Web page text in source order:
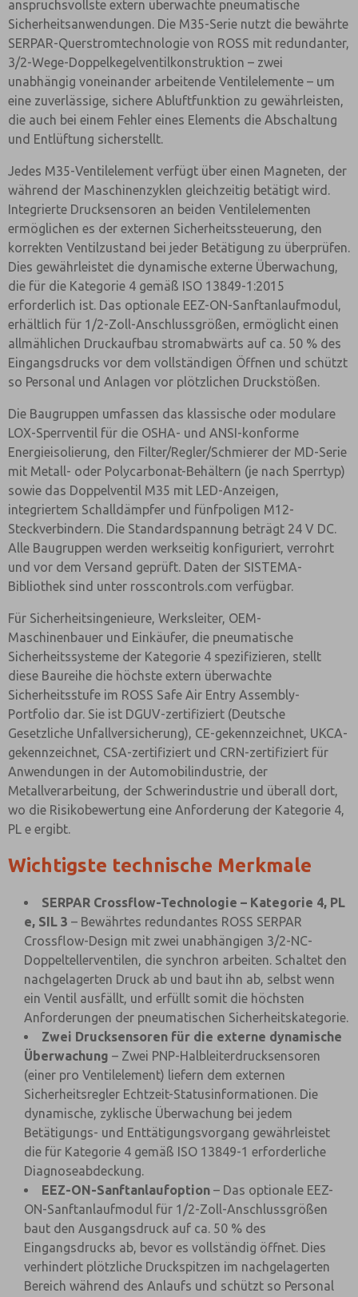
anspruchsvollste extern überwachte pneumatische
Sicherheitsanwendungen. Die M35-Serie nutzt die bewährte
SERPAR-Querstromtechnologie von ROSS mit redundanter,
3/2-Wege-Doppelkegelventilkonstruktion – zwei
unabhängig voneinander arbeitende Ventilelemente – um
eine zuverlässige, sichere Abluftfunktion zu gewährleisten,
die auch bei einem Fehler eines Elements die Abschaltung
und Entlüftung sicherstellt.
Jedes M35-Ventilelement verfügt über einen Magneten, der
während der Maschinenzyklen gleichzeitig betätigt wird.
Integrierte Drucksensoren an beiden Ventilelementen
ermöglichen es der externen Sicherheitssteuerung, den
korrekten Ventilzustand bei jeder Betätigung zu überprüfen.
Dies gewährleistet die dynamische externe Überwachung,
die für die Kategorie 4 gemäß ISO 13849-1:2015
erforderlich ist. Das optionale EEZ-ON-Sanftanlaufmodul,
erhältlich für 1/2-Zoll-Anschlussgrößen, ermöglicht einen
allmählichen Druckaufbau stromabwärts auf ca. 50 % des
Eingangsdrucks vor dem vollständigen Öffnen und schützt
so Personal und Anlagen vor plötzlichen Druckstößen.
Die Baugruppen umfassen das klassische oder modulare
LOX-Sperrventil für die OSHA- und ANSI-konforme
Energieisolierung, den Filter/Regler/Schmierer der MD-Serie
mit Metall- oder Polycarbonat-Behältern (je nach Sperrtyp)
sowie das Doppelventil M35 mit LED-Anzeigen,
integriertem Schalldämpfer und fünfpoligen M12-
Steckverbindern. Die Standardspannung beträgt 24 V DC.
Alle Baugruppen werden werkseitig konfiguriert, verrohrt
und vor dem Versand geprüft. Daten der SISTEMA-
Bibliothek sind unter rosscontrols.com verfügbar.
Für Sicherheitsingenieure, Werksleiter, OEM-
Maschinenbauer und Einkäufer, die pneumatische
Sicherheitssysteme der Kategorie 4 spezifizieren, stellt
diese Baureihe die höchste extern überwachte
Sicherheitsstufe im ROSS Safe Air Entry Assembly-
Portfolio dar. Sie ist DGUV-zertifiziert (Deutsche
Gesetzliche Unfallversicherung), CE-gekennzeichnet, UKCA-
gekennzeichnet, CSA-zertifiziert und CRN-zertifiziert für
Anwendungen in der Automobilindustrie, der
Metallverarbeitung, der Schwerindustrie und überall dort,
wo die Risikobewertung eine Anforderung der Kategorie 4,
PL e ergibt.
Wichtigste technische Merkmale
SERPAR Crossflow-Technologie – Kategorie 4, PL
e, SIL 3 – Bewährtes redundantes ROSS SERPAR
Crossflow-Design mit zwei unabhängigen 3/2-NC-
Doppeltellerventilen, die synchron arbeiten. Schaltet den
nachgelagerten Druck ab und baut ihn ab, selbst wenn
ein Ventil ausfällt, und erfüllt somit die höchsten
Anforderungen der pneumatischen Sicherheitskategorie.
Zwei Drucksensoren für die externe dynamische
Überwachung – Zwei PNP-Halbleiterdrucksensoren
(einer pro Ventilelement) liefern dem externen
Sicherheitsregler Echtzeit-Statusinformationen. Die
dynamische, zyklische Überwachung bei jedem
Betätigungs- und Enttätigungsvorgang gewährleistet
die für Kategorie 4 gemäß ISO 13849-1 erforderliche
Diagnoseabdeckung.
EEZ-ON-Sanftanlaufoption – Das optionale EEZ-
ON-Sanftanlaufmodul für 1/2-Zoll-Anschlussgrößen
baut den Ausgangsdruck auf ca. 50 % des
Eingangsdrucks ab, bevor es vollständig öffnet. Dies
verhindert plötzliche Druckspitzen im nachgelagerten
Bereich während des Anlaufs und schützt so Personal